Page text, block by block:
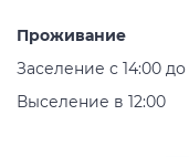
Проживание
Заселение с 14:00 до
Выселение в 12:00